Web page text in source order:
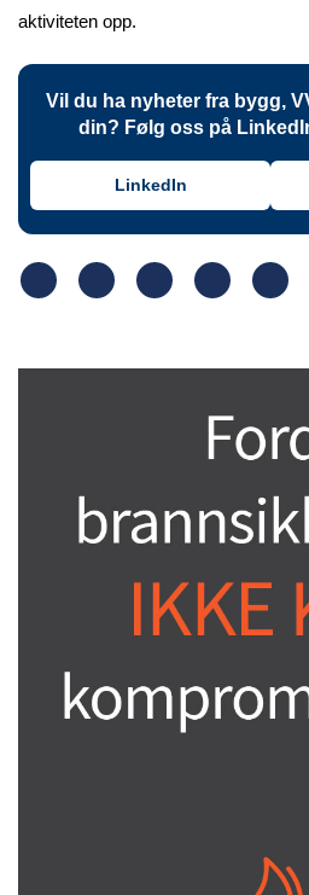
aktiviteten opp.
Vil du ha nyheter fra bygg,
din? Følg oss på
LinkedIn